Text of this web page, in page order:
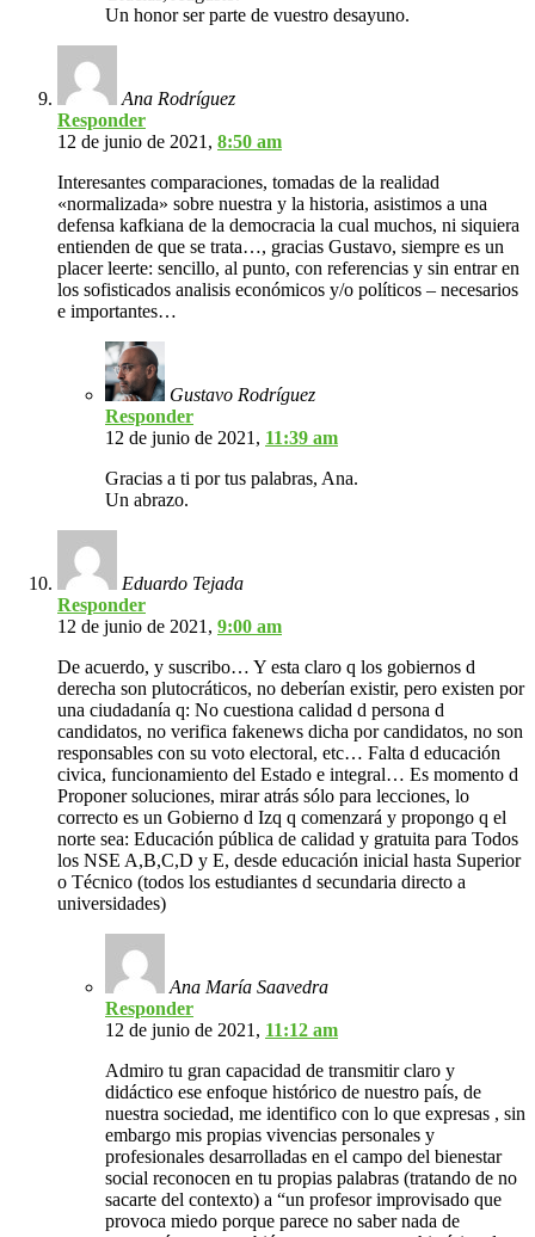
Un honor ser parte de vuestro desayuno.
Ana Rodríguez
Responder
12 de junio de 2021, 8:50 am
Interesantes comparaciones, tomadas de la realidad
«normalizada» sobre nuestra y la historia, asistimos a una
defensa kafkiana de la democracia la cual muchos, ni siquiera
entienden de que se trata…, gracias Gustavo, siempre es un
placer leerte: sencillo, al punto, con referencias y sin entrar en
los sofisticados analisis económicos y/o políticos – necesarios
e importantes…
Gustavo Rodríguez
Responder
12 de junio de 2021, 11:39 am
Gracias a ti por tus palabras, Ana.
Un abrazo.
Eduardo Tejada
Responder
12 de junio de 2021, 9:00 am
De acuerdo, y suscribo… Y esta claro q los gobiernos d
derecha son plutocráticos, no deberían existir, pero existen por
una ciudadanía q: No cuestiona calidad d persona d
candidatos, no verifica fakenews dicha por candidatos, no son
responsables con su voto electoral, etc… Falta d educación
civica, funcionamiento del Estado e integral… Es momento d
Proponer soluciones, mirar atrás sólo para lecciones, lo
correcto es un Gobierno d Izq q comenzará y propongo q el
norte sea: Educación pública de calidad y gratuita para Todos
los NSE A,B,C,D y E, desde educación inicial hasta Superior
o Técnico (todos los estudiantes d secundaria directo a
universidades)
Ana María Saavedra
Responder
12 de junio de 2021, 11:12 am
Admiro tu gran capacidad de transmitir claro y
didáctico ese enfoque histórico de nuestro país, de
nuestra sociedad, me identifico con lo que expresas , sin
embargo mis propias vivencias personales y
profesionales desarrolladas en el campo del bienestar
social reconocen en tu propias palabras (tratando de no
sacarte del contexto) a “un profesor improvisado que
provoca miedo porque parece no saber nada de